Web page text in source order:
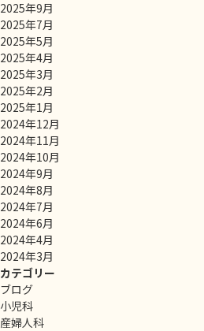
2025年9月
2025年7月
2025年5月
2025年4月
2025年3月
2025年2月
2025年1月
2024年12月
2024年11月
2024年10月
2024年9月
2024年8月
2024年7月
2024年6月
2024年4月
2024年3月
カテゴリー
ブログ
小児科
産婦人科